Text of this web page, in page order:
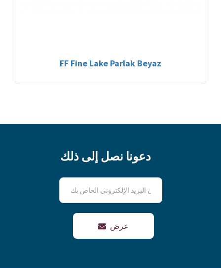
FF Fine Lake Parlak Beyaz
دعونا نصل إلى ذلك
عرض